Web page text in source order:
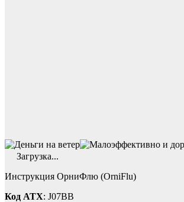
Загрузка...
Инструкция ОрниФлю (OrniFlu)
Код ATX: J07BB